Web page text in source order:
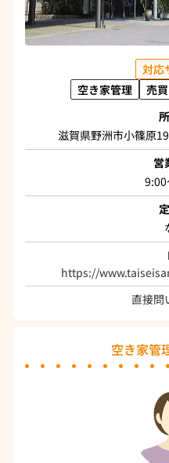
対応
空き家管理
売買
滋賀県野洲市小篠原
営
https://
直接問
空き家管